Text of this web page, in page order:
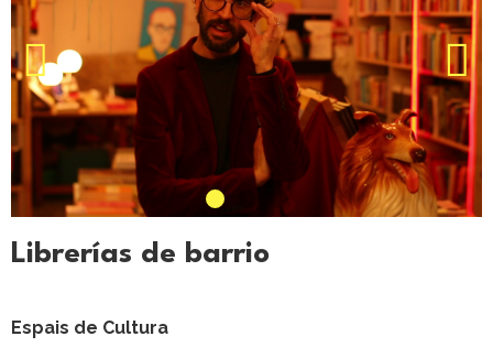
Librerías de barrio
Espais de Cultura